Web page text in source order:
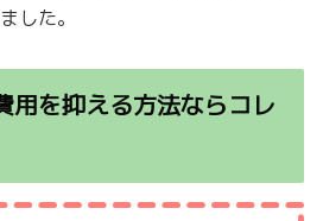
した。
用を抑える方法ならコレ